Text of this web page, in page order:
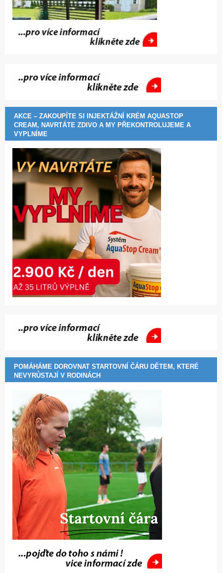
AKCE – ZAKOUPÍTE SI INJEKTÁŽNÍ KRÉM AQUASTOP
CREAM, NAVRTÁTE ZDIVO A MY PŘEKONTROLUJEME A
VYPLNÍME
POMÁHÁME DOROVNAT STARTOVNÍ ČÁRU DĚTEM, KTERÉ
NEVYRŮSTAJÍ V RODINÁCH